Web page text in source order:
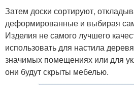
Затем доски сортируют,
деформированные и выбирая
Изделия не самого лучшего
использовать для настила
значимых помещениях или для
они будут скрыты мебелью.